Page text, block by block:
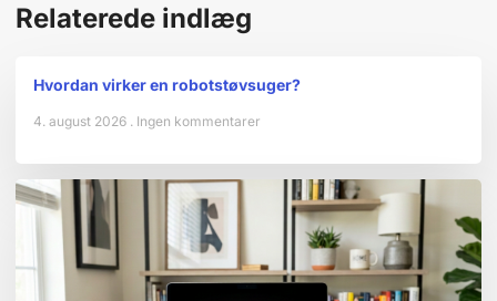
Relaterede indlæg
Hvordan virker en robotstøvsuger?
4. august 2026 Ingen kommentarer